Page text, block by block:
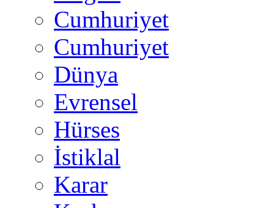
Cumhuriyet
Cumhuriyet
Dünya
Evrensel
Hürses
İstiklal
Karar